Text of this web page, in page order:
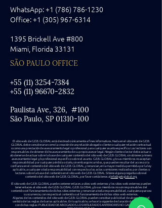
WhatsApp: +1 (786) 786-1230
Office:+1 (305) 967-6314
1395 Brickell Ave #800
Miami, Florida 33131
SÃO PAULO OFFICE
+55 (11) 3254-7384
+55 (11) 96670-2832
Paulista Ave, 326, #100
São Paulo, SP 01310-100
El sitio web de G.E.B. GLOBAL está destinado únicamente a fines informativos. Nada en el sitio web de G.E.B.
GLOBAL debe considerarse como la creación de una relación abogado-cliente o cualquier relación contractual
o como una prestación de asesoramiento legal o profesional para cualquier asunto específico. Los lectores son
responsables de obtener dicho asesoramiento de su propio asesor legal. Ningún cliente o lector debe actuar o
abstenerse de actuar sobre la base de cualquier contenido del sitio web de G.E.B. GLOBAL sin obtener primero
asesoramiento legal y/o profesional específico sobre el asunto. G.E.B. GLOBAL y/o sus miembros no aceptan
responsabilidad por cualquier pérdida o daño, sin embargo incurridos, que pueden resultar del acceso o la
confianza en el contenido del sitio web de G.E.B. GLOBAL, y renuncian, en la mayor medida permitida por la ley
aplicable, a cualquier o toda responsabilidad con respecto a los actos u omisiones realizados por clientes o
lectores sobre la base del contenido en el sitio web de G.E.B. GLOBAL. Si tiene alguna pregunta sobre el
contenido del sitio web de G.E.B. GLOBAL, por favor contáctenos alinfo@gebglobal.org.
El sitio web de G.E.B. GLOBAL puede contener enlaces a sitios web externos y los sitios web externos pueden
tener enlaces al sitio web de G.E.B. GLOBAL. G.E.B. GLOBAL y/o sus miembros no son responsables del
contenido o el funcionamiento de dichos sitios externos y renuncian a toda responsabilidad, cualquiera que sea
su ocurrencia, con respecto al contenido o al funcionamiento de dichos sitios web externos.
Algunos de los contenidos del sitio web de G.E.B. GLOBAL pueden constituir publicidad de abogados en el
sentido de las reglas de barras aplicables. En lo aplicable, se hace la siguiente declaración de conformidad
con dichas reglas: PUBLICIDAD DE ABOGADOS. LOS RESULTADOS ANTERIORES NO GARANTIZAN UN